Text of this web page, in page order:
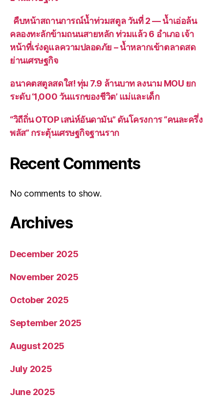
คืบหน้าสถานการณ์น้ำท่วมสตูล วันที่ 2 — น้ำเอ่อล้น
คลองทะลักข้ามถนนสายหลัก ท่วมแล้ว 6 อำเภอ เจ้า
หน้าที่เร่งดูแลความปลอดภัย – น้ำหลากเข้าตลาดสด
ย่านเศรษฐกิจ
อนาคตสตูลสดใส! ทุ่ม 7.9 ล้านบาท ลงนาม MOU ยก
ระดับ ‘1,000 วันแรกของชีวิต’ แม่และเด็ก
“วิถีถิ่น OTOP เสน่ห์อันดามัน” ดันโครงการ “คนละครึ่ง
พลัส” กระตุ้นเศรษฐกิจฐานราก
Recent Comments
No comments to show.
Archives
December 2025
November 2025
October 2025
September 2025
August 2025
July 2025
June 2025